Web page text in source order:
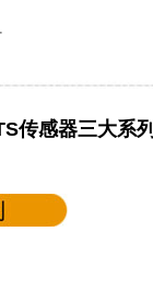
传感器三大系列